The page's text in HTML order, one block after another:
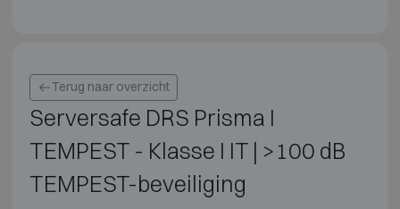
Terug naar overzicht
Serversafe DRS Prisma I
TEMPEST - Klasse I IT | >100 dB
TEMPEST-beveiliging